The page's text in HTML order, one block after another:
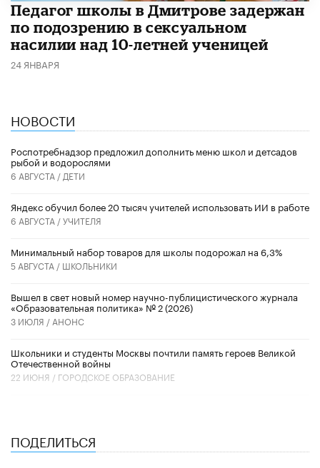
Педагог школы в Дмитрове задержан
по подозрению в сексуальном
насилии над 10-летней ученицей
24 ЯНВАРЯ
НОВОСТИ
Роспотребнадзор предложил дополнить меню школ и детсадов
рыбой и водорослями
6 АВГУСТА / ДЕТИ
​Яндекс обучил более 20 тысяч учителей использовать ИИ в работе
6 АВГУСТА /УЧИТЕЛЯ
Минимальный набор товаров для школы подорожал на 6,3%
5 АВГУСТА / ШКОЛЬНИКИ
Вышел в свет новый номер научно-публицистического журнала
«Образовательная политика» № 2 (2026)
3 ИЮЛЯ / АНОНС
Школьники и студенты Москвы почтили память героев Великой
Отечественной войны
22 ИЮНЯ / ГОРОДСКОЕ ОБРАЗОВАНИЕ
ПОДЕЛИТЬСЯ